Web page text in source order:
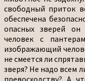
свободный приток
обеспечена
опасных зверей он
человек с
изображающий
не смеется ли
зверя? Не надо всем
превосходству? А